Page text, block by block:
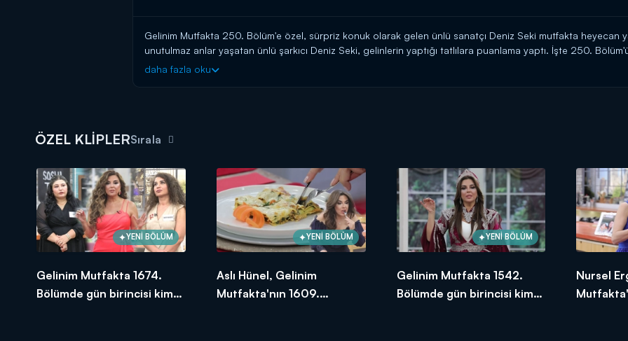
Gelinim Mutfakta 250. Bölüm'e özel, sürpriz konuk olarak gelen ünlü sanatçı Deniz Seki mutfakta heyecan
unutulmaz anlar yaşatan ünlü şarkıcı Deniz Seki, gelinlerin yaptığı tatlılara puanlama yaptı. İşte 250.
Gelinim Mutfakta yarışmacıları gelinler ve kayınvalideleriyle olan eğlenceli anları!
daha fazla oku
ÖZEL KLİPLERSırala
YENİ BÖLÜM
Gelinim Mutfakta 1674.
Bölümde gün birincisi kim
YENİ BÖLÜM
Aslı Hünel, Gelinim
Mutfakta'nın 1609.
YENİ BÖLÜM
Gelinim Mutfakta 1542.
Bölümde gün birincisi kim
Nursel